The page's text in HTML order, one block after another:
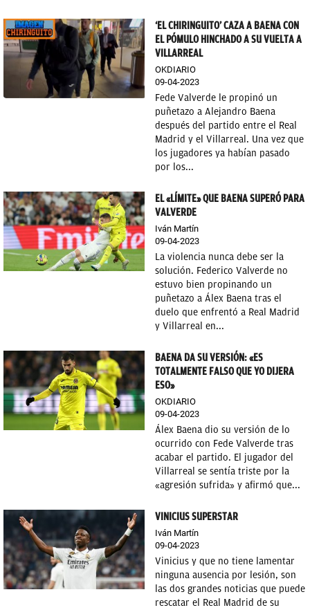
‘EL CHIRINGUITO’ CAZA A BAENA CON
EL PÓMULO HINCHADO A SU VUELTA A
VILLARREAL
OKDIARIO
09-04-2023
Fede Valverde le propinó un
puñetazo a Alejandro Baena
después del partido entre el Real
Madrid y el Villarreal. Una vez que
los jugadores ya habían pasado
por los...
EL «LÍMITE» QUE BAENA SUPERÓ PARA
VALVERDE
Iván Martín
09-04-2023
La violencia nunca debe ser la
solución. Federico Valverde no
estuvo bien propinando un
puñetazo a Álex Baena tras el
duelo que enfrentó a Real Madrid
y Villarreal en...
BAENA DA SU VERSIÓN: «ES
TOTALMENTE FALSO QUE YO DIJERA
ESO»
OKDIARIO
09-04-2023
Álex Baena dio su versión de lo
ocurrido con Fede Valverde tras
acabar el partido. El jugador del
Villarreal se sentía triste por la
«agresión sufrida» y afirmó que...
VINICIUS SUPERSTAR
Iván Martín
09-04-2023
Vinicius y que no tiene lamentar
ninguna ausencia por lesión, son
las dos grandes noticias que puede
rescatar el Real Madrid de su